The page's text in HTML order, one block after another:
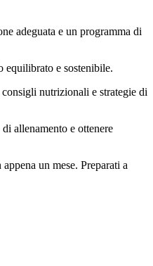
adeguata e un programma di
equilibrato e sostenibile.
nutrizionali e strategie di
allenamento e ottenere
un mese. Preparati a